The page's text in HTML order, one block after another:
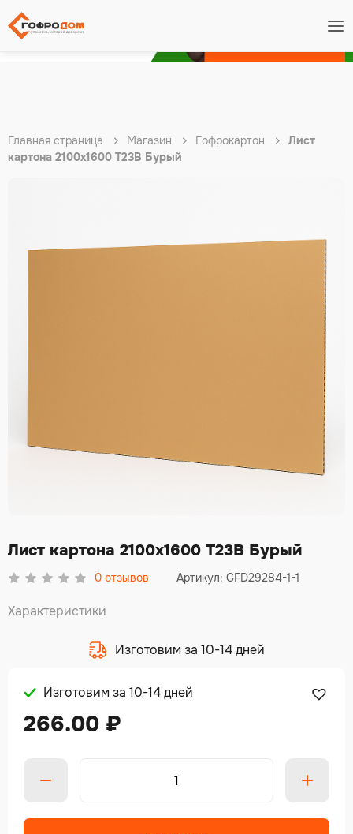
Главная страница Магазин Гофрокартон
Лист
картона 2100х1600 Т23В Бурый
Лист картона 2100х1600 Т23В Бурый
0 отзывов Артикул: GFD29284-1-1
Характеристики
Изготовим за 10-14 дней
Изготовим за 10-14 дней
266.00 ₽